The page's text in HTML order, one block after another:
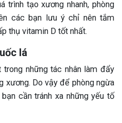
trình tạo xương nhanh, phòng
các bạn lưu ý chỉ nên tắm
thụ vitamin D tốt nhất.
lá
những tác nhân làm đẩy
xương. Do vậy để phòng ngừa
cần tránh xa những yếu tố